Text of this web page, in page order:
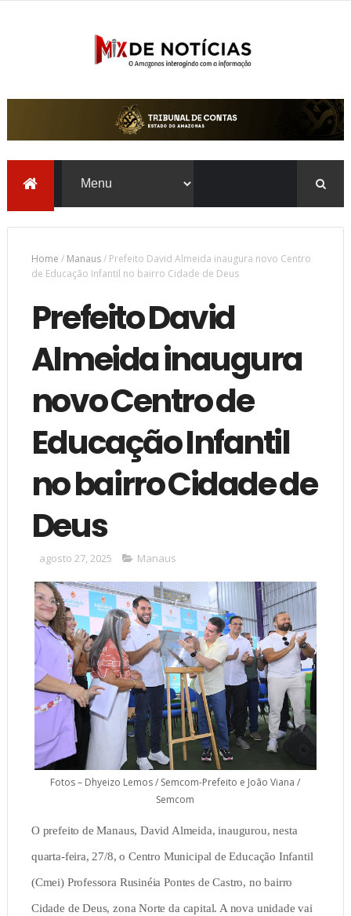
Home / Manaus/ Prefeito David Almeida inaugura novo Centro
de Educação Infantil no bairro Cidade de Deus
Prefeito David
Almeida inaugura
novo Centro de
Educação Infantil
no bairro Cidade de
Deus
agosto 27, 2025 Manaus
Fotos – Dhyeizo Lemos / Semcom-Prefeito e João Viana /
Semcom
O prefeito de Manaus, David Almeida, inaugurou, nesta
quarta-feira, 27/8, o Centro Municipal de Educação Infantil
(Cmei) Professora Rusinéia Pontes de Castro, no bairro
Cidade de Deus, zona Norte da capital. A nova unidade vai